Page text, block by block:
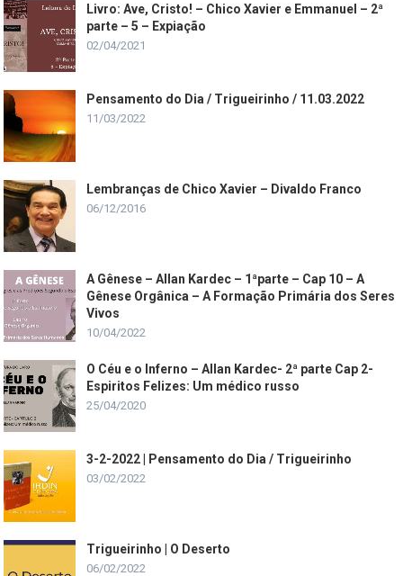
Livro: Ave, Cristo! – Chico Xavier e Emmanuel – 2ª
parte – 5 – Expiação
02/04/2021
Pensamento do Dia / Trigueirinho / 11.03.2022
11/03/2022
Lembranças de Chico Xavier – Divaldo Franco
06/12/2016
A Gênese – Allan Kardec – 1ªparte – Cap 10 – A
Gênese Orgânica – A Formação Primária dos Seres
Vivos
10/04/2022
O Céu e o Inferno – Allan Kardec- 2ª parte Cap 2-
Espiritos Felizes: Um médico russo
25/04/2020
3-2-2022 | Pensamento do Dia / Trigueirinho
03/02/2022
Trigueirinho | O Deserto
06/02/2022